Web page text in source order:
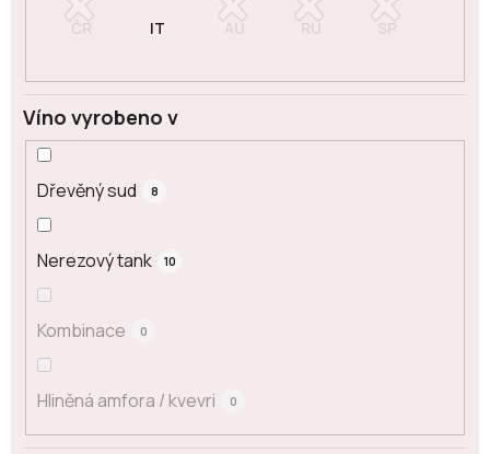
Víno vyrobeno v
Dřevěný sud 8
Nerezový tank 10
Kombinace 0
Hliněná amfora / kvevri 0